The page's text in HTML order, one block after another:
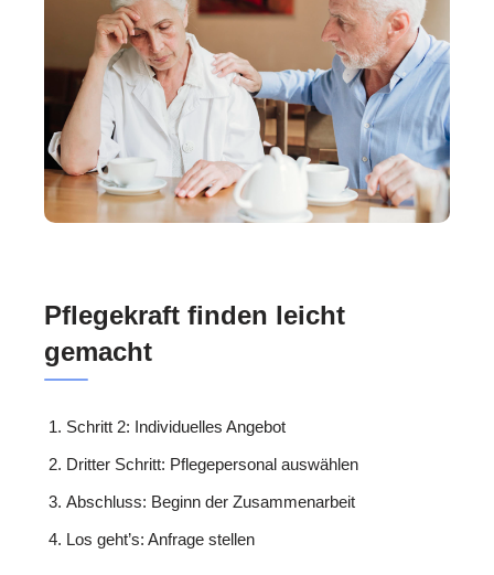
Pflegekraft finden leicht
gemacht
Schritt 2: Individuelles Angebot
Dritter Schritt: Pflegepersonal auswählen
Abschluss: Beginn der Zusammenarbeit
Los geht’s: Anfrage stellen